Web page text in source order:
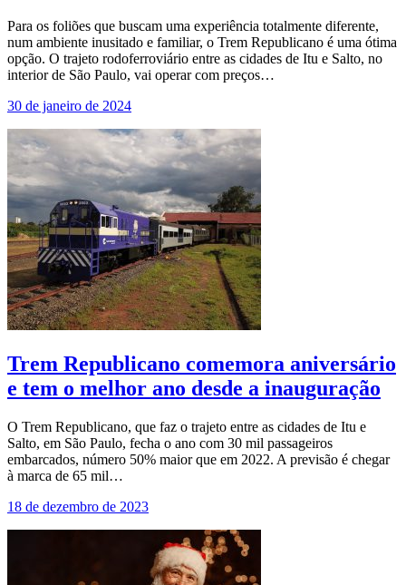
Para os foliões que buscam uma experiência totalmente diferente,
num ambiente inusitado e familiar, o Trem Republicano é uma ótima
opção. O trajeto rodoferroviário entre as cidades de Itu e Salto, no
interior de São Paulo, vai operar com preços…
30 de janeiro de 2024
Trem Republicano comemora aniversário
e tem o melhor ano desde a inauguração
O Trem Republicano, que faz o trajeto entre as cidades de Itu e
Salto, em São Paulo, fecha o ano com 30 mil passageiros
embarcados, número 50% maior que em 2022. A previsão é chegar
à marca de 65 mil…
18 de dezembro de 2023